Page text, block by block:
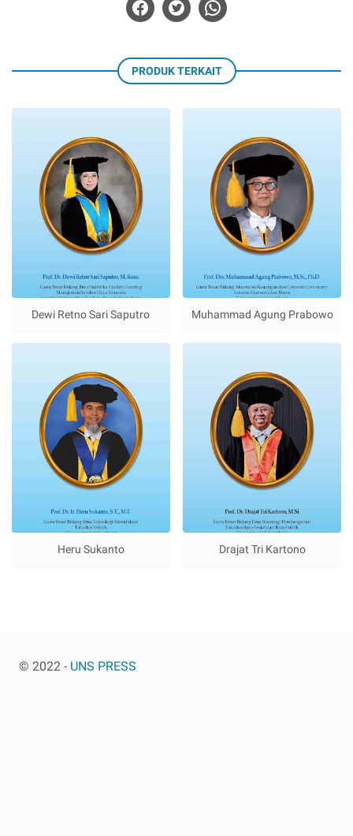
PRODUK TERKAIT
Dewi Retno Sari Saputro Muhammad Agung Prabowo
Heru Sukanto Drajat Tri Kartono
© 2022 - UNS PRESS